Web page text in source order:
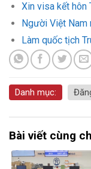
Xin visa kết hôn
Người Việt Nam
Làm quốc tịch
Danh mục:
Bài viết cùng